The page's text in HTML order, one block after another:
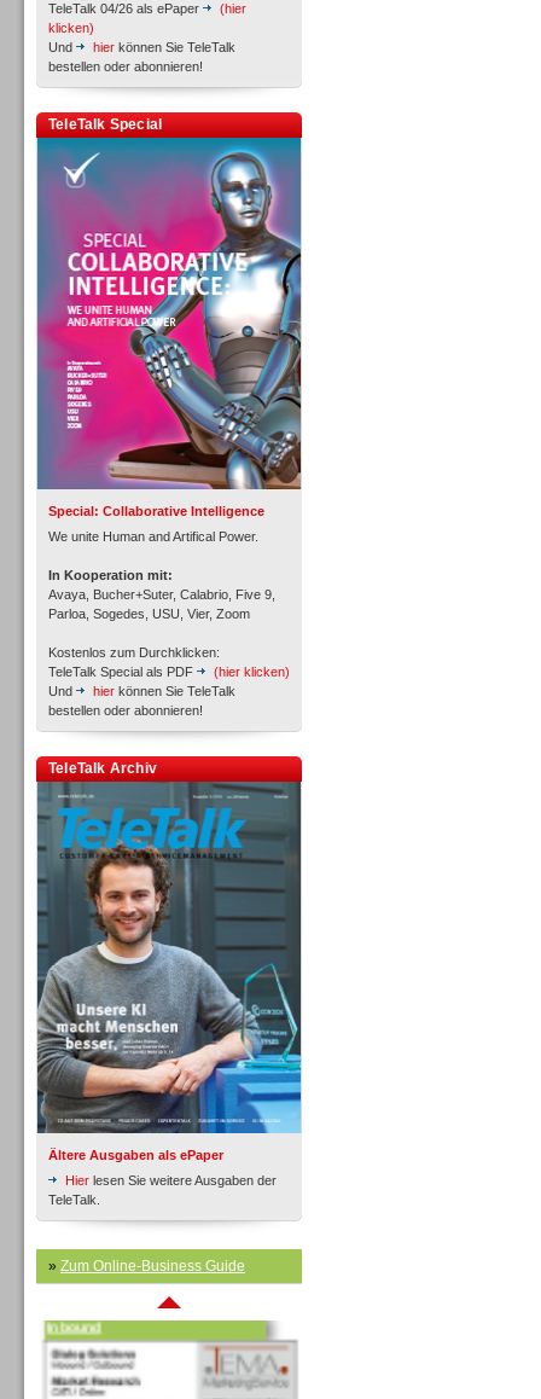
TeleTalk 04/26 als ePaper
(hier
klicken)
Und
hier können Sie TeleTalk
bestellen oder abonnieren!
TeleTalk Special
Special: Collaborative Intelligence
We unite Human and Artifical Power.
In Kooperation mit:
Avaya, Bucher+Suter, Calabrio, Five 9,
Parloa, Sogedes, USU, Vier, Zoom
Kostenlos zum Durchklicken:
TeleTalk Special als PDF
(hier klicken)
Und
hier können Sie TeleTalk
bestellen oder abonnieren!
TeleTalk Archiv
Ältere Ausgaben als ePaper
Hier lesen Sie weitere Ausgaben der
TeleTalk.
» Zum Online-Business Guide
Personal
Inbound
Inbound
Inbound
Inbound